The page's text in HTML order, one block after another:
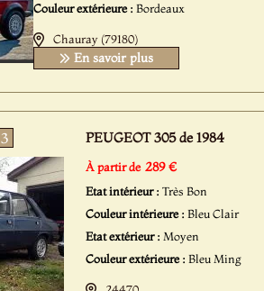
Couleur extérieure :Bordeaux
Chauray (79180)
En savoir plus
3 PEUGEOT 305 de 1984
À partir de 289 €
Etat intérieur :Très Bon
Couleur intérieure :Bleu Clair
Etat extérieur : Moyen
Couleur extérieure :Bleu Ming